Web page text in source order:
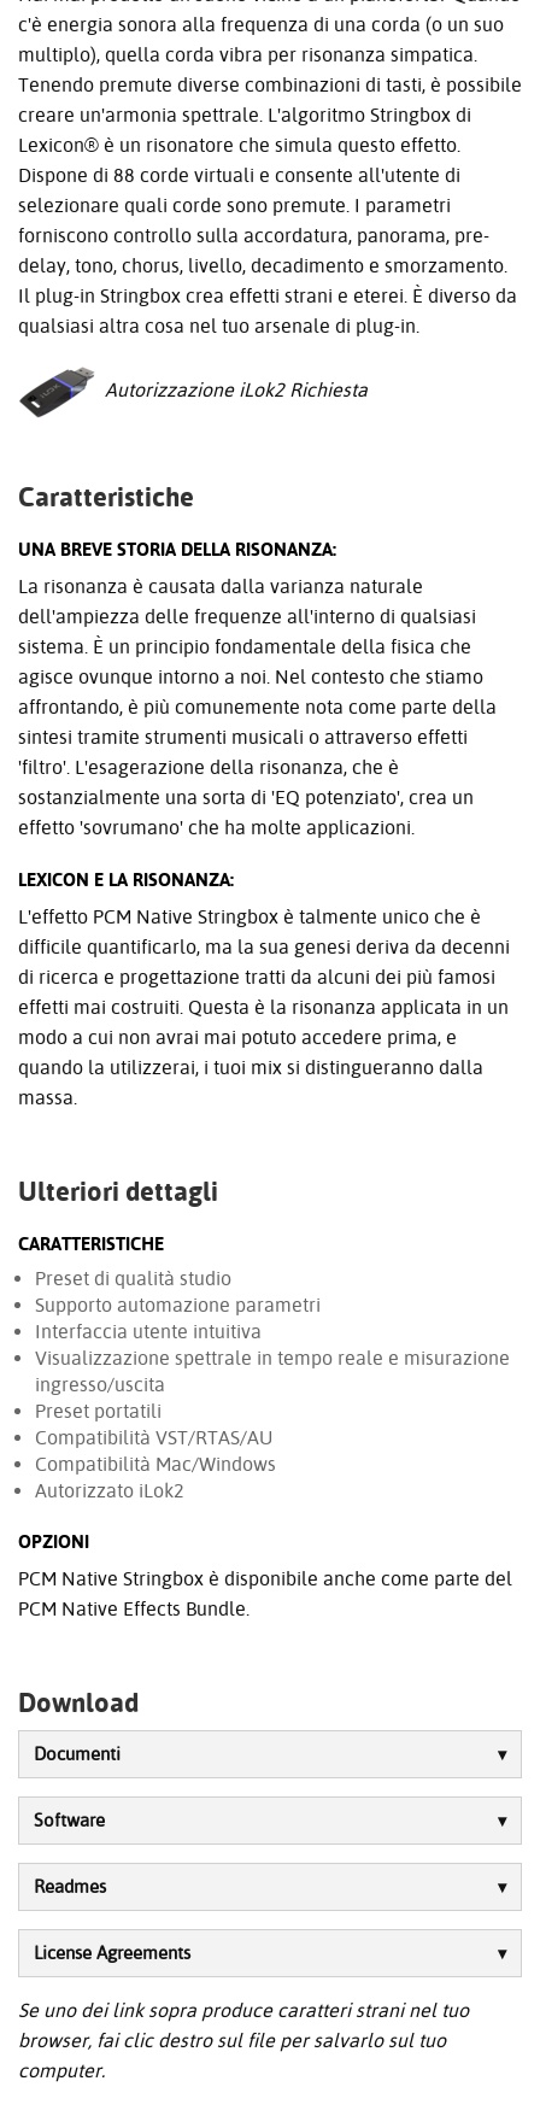
c'è energia sonora alla frequenza di una corda (o un suo
multiplo), quella corda vibra per risonanza simpatica.
Tenendo premute diverse combinazioni di tasti, è possibile
creare un'armonia spettrale. L'algoritmo Stringbox di
Lexicon® è un risonatore che simula questo effetto.
Dispone di 88 corde virtuali e consente all'utente di
selezionare quali corde sono premute. I parametri
forniscono controllo sulla accordatura, panorama, pre-
delay, tono, chorus, livello, decadimento e smorzamento.
Il plug-in Stringbox crea effetti strani e eterei. È diverso da
qualsiasi altra cosa nel tuo arsenale di plug-in.
Autorizzazione iLok2 Richiesta
Caratteristiche
UNA BREVE STORIA DELLA RISONANZA:
La risonanza è causata dalla varianza naturale
dell'ampiezza delle frequenze all'interno di qualsiasi
sistema. È un principio fondamentale della fisica che
agisce ovunque intorno a noi. Nel contesto che stiamo
affrontando, è più comunemente nota come parte della
sintesi tramite strumenti musicali o attraverso effetti
'filtro'. L'esagerazione della risonanza, che è
sostanzialmente una sorta di 'EQ potenziato', crea un
effetto 'sovrumano' che ha molte applicazioni.
LEXICON E LA RISONANZA:
L'effetto PCM Native Stringbox è talmente unico che è
difficile quantificarlo, ma la sua genesi deriva da decenni
di ricerca e progettazione tratti da alcuni dei più famosi
effetti mai costruiti. Questa è la risonanza applicata in un
modo a cui non avrai mai potuto accedere prima, e
quando la utilizzerai, i tuoi mix si distingueranno dalla
massa.
Ulteriori dettagli
CARATTERISTICHE
Preset di qualità studio
Supporto automazione parametri
Interfaccia utente intuitiva
Visualizzazione spettrale in tempo reale e misurazione
ingresso/uscita
Preset portatili
Compatibilità VST/RTAS/AU
Compatibilità Mac/Windows
Autorizzato iLok2
OPZIONI
PCM Native Stringbox è disponibile anche come parte del
PCM Native Effects Bundle.
Download
Documenti
Software
Readmes
License Agreements
Se uno dei link sopra produce caratteri strani nel tuo
browser, fai clic destro sul file per salvarlo sul tuo
computer.